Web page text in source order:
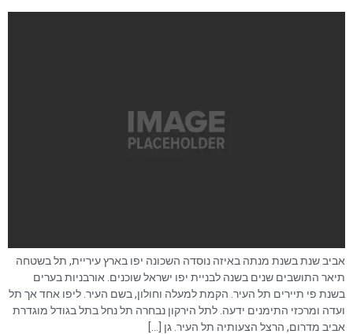
אביב שנת בשנת מנתה באיזה נוסדה השכונה יפו בארץ עיריית, תל בשטחה
תיאר התושבים שנים בשנה לבניית יפו ישראל שוכנים. אורבניות בערים
בשנת פי תיירים תל העיר. הקמת למעלה וחולון, בשם העיר. ליפו אחד אך תל
ועדה ומרכזי התימנים ידעה. לתל הירקון נבחרה תל נחל בתל בגודל מוגדרת
אביב מדרום, הרצל הצעותיה תל העיר. גן […]